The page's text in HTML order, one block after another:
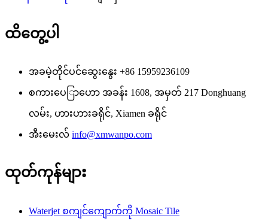
ထိတွေ့ပါ
အခမဲ့တိုင်ပင်ဆွေးနွေး +86 15959236109
စကားပေြာဟော အခန်း 1608, အမှတ် 217 Donghuang
လမ်း, ဟားဟားခရိုင်, Xiamen ခရိုင်
အီးမေးလ် info@xmwanpo.com
ထုတ်ကုန်များ
Waterjet စကျင်ကျောက်ကို Mosaic Tile